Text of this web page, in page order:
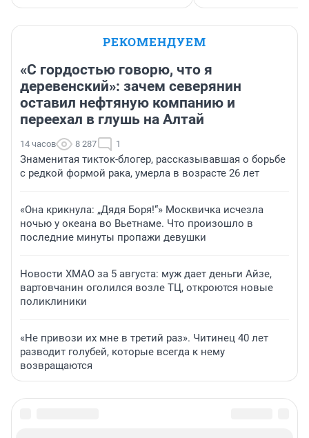
РЕКОМЕНДУЕМ
«С гордостью говорю, что я
деревенский»: зачем северянин
оставил нефтяную компанию и
переехал в глушь на Алтай
14 часов 8 287 1
Знаменитая тикток-блогер, рассказывавшая о борьбе
с редкой формой рака, умерла в возрасте 26 лет
«Она крикнула: „Дядя Боря!“» Москвичка исчезла
ночью у океана во Вьетнаме. Что произошло в
последние минуты пропажи девушки
Новости ХМАО за 5 августа: муж дает деньги Айзе,
вартовчанин оголился возле ТЦ, откроются новые
поликлиники
«Не привози их мне в третий раз». Читинец 40 лет
разводит голубей, которые всегда к нему
возвращаются